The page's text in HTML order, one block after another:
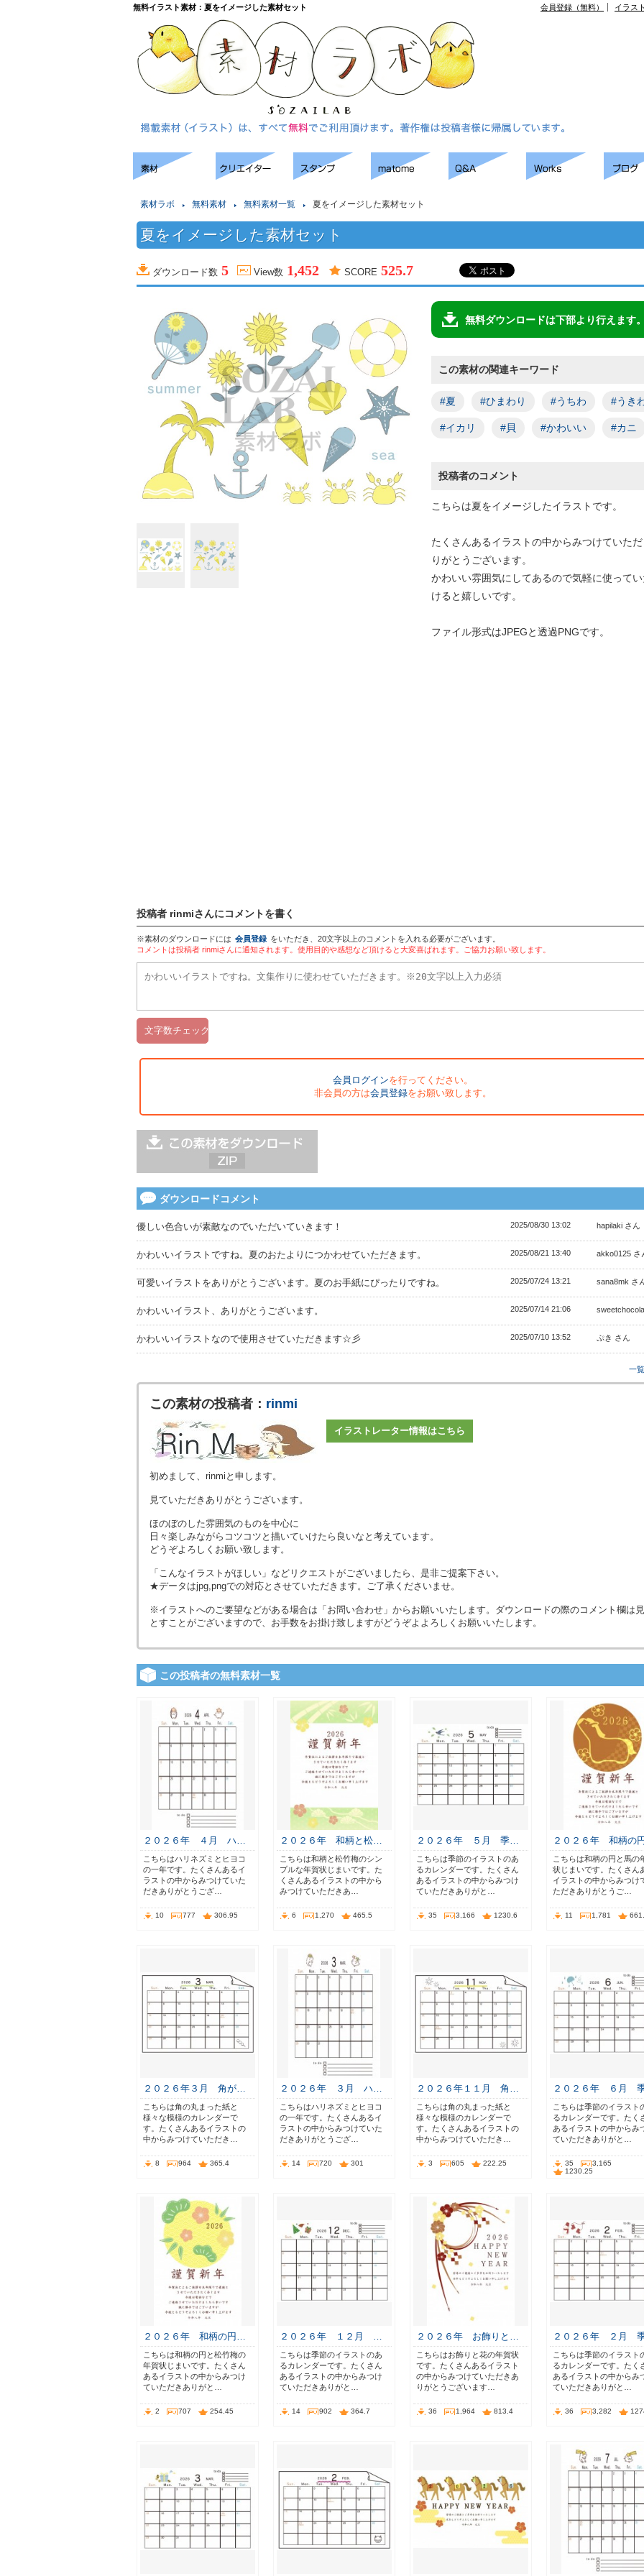
無料イラスト素材：夏をイメージした素材セット 会員登録（無料） イラス
素材ラボ 無料素材 無料素材一覧 夏をイメージした素材セット
夏をイメージした素材セット
ダウンロード数 5 View数 1,452 SCORE 525.7
無料ダウンロードは下部より行えます。
この素材の関連キーワード
#夏 #ひまわり #うちわ #うき
#イカリ #貝 #かわいい #カニ
投稿者のコメント
こちらは夏をイメージしたイラストです。
たくさんあるイラストの中からみつけていた
りがとうございます。
かわいい雰囲気にしてあるので気軽に使って
けると嬉しいです。
ファイル形式はJPEGと透過PNGです。
投稿者 rinmiさんにコメントを書く
※素材のダウンロードには 会員登録 をいただき、20文字以上のコメントを入れる必要がございます。
コメントは投稿者 rinmiさんに通知されます。使用目的や感想など頂けると大変喜ばれます。ご協力お願い致します。
会員ログインを行ってください。
非会員の方は会員登録をお願い致します。
ダウンロードコメント
優しい色合いが素敵なのでいただいていきます！ 2025/08/30 13:02 hapilaki さん
かわいいイラストですね。夏のおたよりにつかわせていただきます。 2025/08/21 13:40 akko0125 さ
可愛いイラストをありがとうございます。夏のお手紙にぴったりですね。 2025/07/24 13:21 sana8mk さ
かわいいイラスト、ありがとうございます。 2025/07/14 21:06
かわいいイラストなので使用させていただきます☆彡 2025/07/10 13:52 ぷき さん
一
この素材の投稿者： rinmi
イラストレーター情報はこちら
初めまして、rinmiと申します。
見ていただきありがとうございます。
ほのぼのした雰囲気のものを中心に
日々楽しみながらコツコツと描いていけたら良いなと考えています。
どうぞよろしくお願い致します。
「こんなイラストがほしい」などリクエストがございましたら、是非ご提案下さい。
★データはjpg,pngでの対応とさせていただきます。ご了承くださいませ。
※イラストへのご要望などがある場合は「お問い合わせ」からお願いいたします。ダウンロードの際のコメント欄は
とすことがございますので、お手数をお掛け致しますがどうぞよよろしくお願いいたします。
この投稿者の無料素材一覧
２０２６年 ４月 ハ…
こちらはハリネズミとヒヨコ
の一年です。たくさんあるイ
ラストの中からみつけていた
だきありがとうござ…
10 777 306.95
２０２６年 和柄と松…
こちらは和柄と松竹梅のシン
プルな年賀状じまいです。た
くさんあるイラストの中から
みつけていただきあ…
6 1,270 465.5
２０２６年 ５月 季…
こちらは季節のイラストのあ
るカレンダーです。たくさん
あるイラストの中からみつけ
ていただきありがと…
35 3,166 1230.6
２０２６年 和柄の
こちらは和柄の円と馬の
状じまいです。たくさん
イラストの中からみつけ
ただきありがとうご…
11 1,781
２０２６年３月 角が…
こちらは角の丸まった紙と
様々な模様のカレンダーで
す。たくさんあるイラストの
中からみつけていただき…
8 964 365.4
２０２６年 ３月 ハ…
こちらはハリネズミとヒヨコ
の一年です。たくさんあるイ
ラストの中からみつけていた
だきありがとうござ…
14 720 301
２０２６年１１月 角…
こちらは角の丸まった紙と
様々な模様のカレンダーで
す。たくさんあるイラストの
中からみつけていただき…
3 605 222.25
２０２６年 ６月
こちらは季節のイラスト
るカレンダーです。たく
あるイラストの中からみ
ていただきありがと…
35
3,165
1230.25
２０２６年 和柄の円…
こちらは和柄の円と松竹梅の
年賀状じまいです。たくさん
あるイラストの中からみつけ
ていただきありがと…
2 707 254.45
２０２６年 １２月 …
こちらは季節のイラストのあ
るカレンダーです。たくさん
あるイラストの中からみつけ
ていただきありがと…
14 902 364.7
２０２６年 お飾りと…
こちらはお飾りと花の年賀状
です。たくさんあるイラスト
の中からみつけていただきあ
りがとうございます…
36 1,964 813.4
２０２６年 ２月
こちらは季節のイラスト
るカレンダーです。たく
あるイラストの中からみ
ていただきありがと…
36 3,282